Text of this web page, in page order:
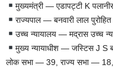
मुख्यमंत्री — एडापट्टी K
राज्यपाल — बनवारी लाल पुरोहित
उच्च न्यायालय — मद्रास उच्च
मुख्य न्यायाधीश — जस्टिस J S
लोक सभा — 39, राज्य सभा —